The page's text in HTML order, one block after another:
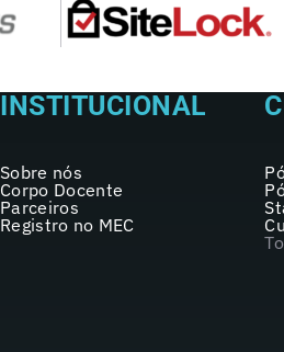
INSTITUCIONAL
Sobre nós
Corpo Docente
Parceiros
Registro no MEC